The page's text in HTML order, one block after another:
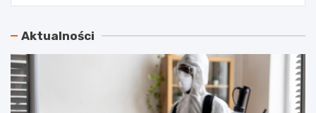
Aktualności